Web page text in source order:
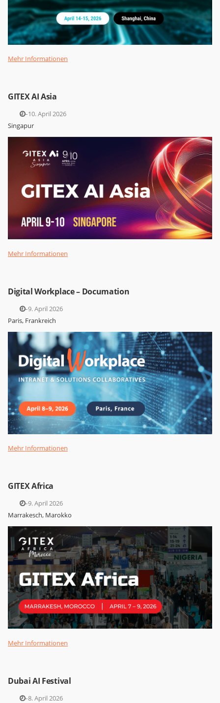
Mehr Informationen
GITEX AI Asia
9.–10. April 2026
Singapur
Mehr Informationen
Digital Workplace – Documation
8.–9. April 2026
Paris, Frankreich
Mehr Informationen
GITEX Africa
7.–9. April 2026
Marrakesch, Marokko
Mehr Informationen
Dubai AI Festival
7.–8. April 2026